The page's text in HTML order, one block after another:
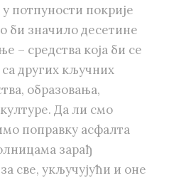
потпуности покрије
би значило десетине
– средства која би се
других кључних
образовања,
Да ли смо
поправку асфалта
зарађ
све, укључујући и оне